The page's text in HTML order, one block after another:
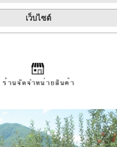
เว็บไซต์